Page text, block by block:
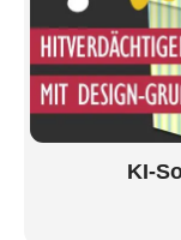
KI-